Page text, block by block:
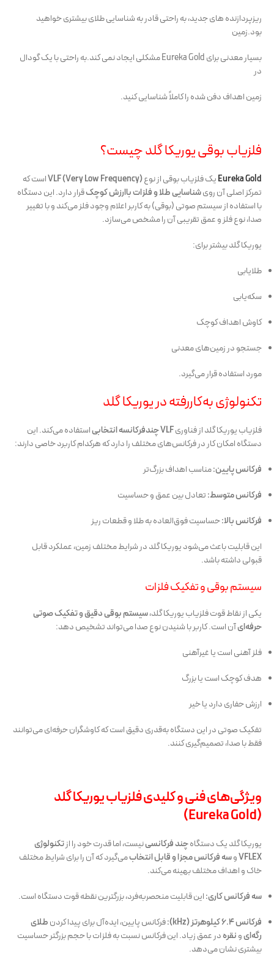
ریزپردازنده های جدید، به راحتی قادر به شناسایی طلای بیشتری خواهید
بود.زمین
بسیار معدنی برای Eureka Gold مشکلی ایجاد نمی کند.به راحتی با یک گودال
در
زمین اهداف دفن شده را کاملاً شناسایی کنید.
فلزیاب بوقی یوریکا گلد چیست؟
Eureka Goldیک فلزیاب بوقی از نوعVLF (Very Low Frequency)است که
تمرکز اصلی آن رویشناسایی طلا و فلزات باارزش کوچکقرار دارد. این دستگاه
با استفاده از سیستم صوتی (بوقی) به کاربر اعلام وجود فلز می‌کند و با تغییر
صدا، نوع فلز و عمق تقریبی آن را مشخص می‌سازد.
یوریکا گلد بیشتر برای:
طلا‌یابی
سکه‌یابی
کاوش اهداف کوچک
جستجو در زمین‌های معدنی
مورد استفاده قرار می‌گیرد.
تکنولوژی به‌کاررفته در یوریکا گلد
فلزیاب یوریکا گلد از فناوریVLF چندفرکانسه انتخابی
استفاده می‌کند. این
دستگاه امکان کار در فرکانس‌های مختلف را دارد که هرکدام کاربرد خاصی دارند:
فرکانس پایین:مناسب اهداف بزرگ‌تر
فرکانس متوسط:تعادل بین عمق و حساسیت
فرکانس بالا:حساسیت فوق‌العاده به طلا و قطعات ریز
این قابلیت باعث می‌شود یوریکا گلد در شرایط مختلف زمین، عملکرد قابل
قبولی داشته باشد.
سیستم بوقی و تفکیک فلزات
یکی از نقاط قوت فلزیاب یوریکا گلد،سیستم بوقی دقیق و تفکیک صوتی
حرفه‌ایآن است. کاربر با شنیدن نوع صدا می‌تواند تشخیص دهد:
فلز آهنی است یا غیرآهنی
هدف کوچک است یا بزرگ
ارزش حفاری دارد یا خیر
تفکیک صوتی در این دستگاه به‌قدری دقیق است که کاوشگران حرفه‌ای می‌توانند
فقط با صدا، تصمیم‌گیری کنند.
ویژگی‌های فنی و کلیدی فلزیاب یوریکا گلد
(Eureka Gold)
یوریکا گلد یک دستگاهچند فرکانسینیست، اما قدرت خود را ازتکنولوژی
VFLEXوسه فرکانس مجزا و قابل انتخابمی‌گیرد که آن را برای شرایط مختلف
خاک و اهداف مختلف بهینه می‌کند.
سه فرکانس کاری:این قابلیت منحصر‌به‌فرد، بزرگترین نقطه قوت دستگاه است.
فرکانس ۶.۴ کیلوهرتز (kHz):
فرکانس پایین، ایده‌آل برای پیدا کردنطلای
رگه‌ایونقرهدر عمق زیاد. این فرکانس نسبت به فلزات با حجم بزرگتر حساسیت
بیشتری نشان می‌دهد.